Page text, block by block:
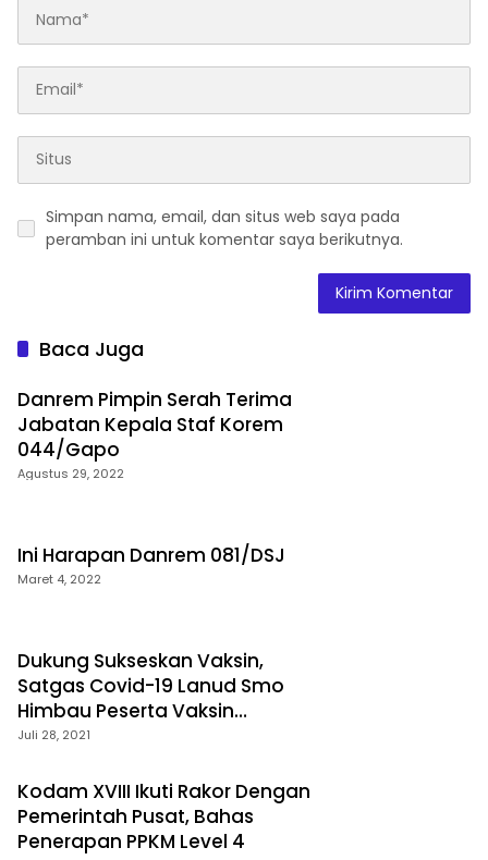
Simpan nama, email, dan situs web saya pada
peramban ini untuk komentar saya berikutnya.
Baca Juga
Danrem Pimpin Serah Terima
Jabatan Kepala Staf Korem
044/Gapo
Agustus 29, 2022
Ini Harapan Danrem 081/DSJ
Maret 4, 2022
Dukung Sukseskan Vaksin,
Satgas Covid-19 Lanud Smo
Himbau Peserta Vaksin
Terapkan Prokes
Juli 28, 2021
Kodam XVIII Ikuti Rakor Dengan
Pemerintah Pusat, Bahas
Penerapan PPKM Level 4